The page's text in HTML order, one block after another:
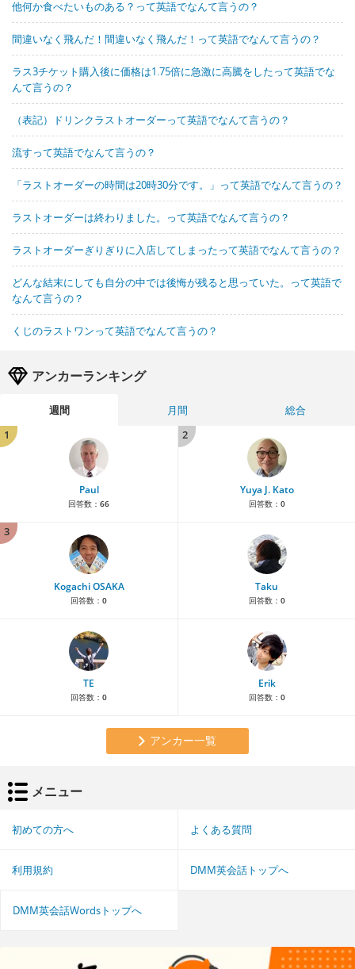
他何か食べたいものある？って英語でなんて言うの？
間違いなく飛んだ！間違いなく飛んだ！って英語でなんて言うの？
ラス3チケット購入後に価格は1.75倍に急激に高騰をしたって英語でな
んて言うの？
（表記）ドリンクラストオーダーって英語でなんて言うの？
流すって英語でなんて言うの？
「ラストオーダーの時間は20時30分です。」って英語でなんて言うの？
ラストオーダーは終わりました。って英語でなんて言うの？
ラストオーダーぎりぎりに入店してしまったって英語でなんて言うの？
どんな結末にしても自分の中では後悔が残ると思っていた。って英語で
なんて言うの？
くじのラストワンって英語でなんて言うの？
アンカーランキング
週間 月間
総合
1
Paul
回答数： 66
2
Yuya J. Kato
回答数： 0
3
Kogachi OSAKA
回答数： 0
Taku
回答数： 0
TE
回答数： 0
Erik
回答数： 0
アンカー一覧
メニュー
初めての方へ よくある質問
利用規約 DMM英会話トップへ
DMM英会話Wordsトップへ